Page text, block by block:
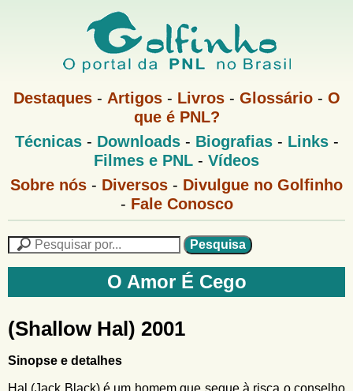
Pular
para
o
principal
G
f
i
n
h
o
M
u
Destaques- Artigos- Livros- Glossário- O
que é PNL?
M
e
P
Técnicas- Downloads- Biografias- Links-
Filmes e PNL - Vídeos
G
n
e
n
Sobre nós - Diversos - Divulgue no Golfinho
- Fale Conosco
F
m
u
l
e
s
n
O Amor É Cego
(Shallow Hal) 2001
Sinopse e detalhes